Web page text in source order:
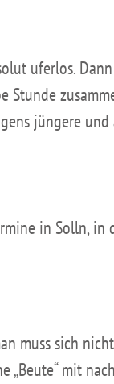
uferlos.
jüngere
in Solln, in
muss sich
mit